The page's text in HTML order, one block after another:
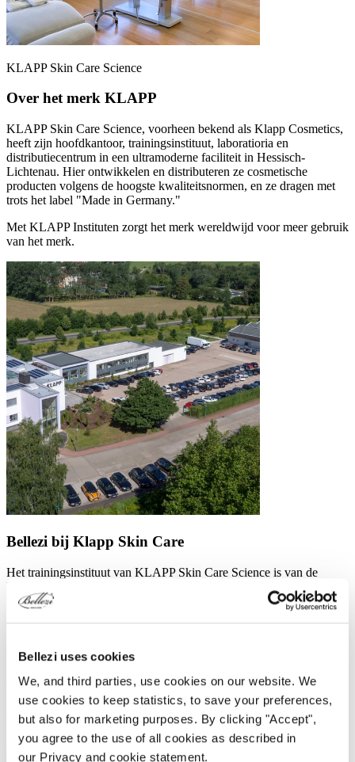
Bellezi uses cookies
We, and third parties, use cookies on our website. We
use cookies to keep statistics, to save your preferences,
but also for marketing purposes. By clicking "Accept",
you agree to the use of all cookies as described in
our Privacy and cookie statement.
KLAPP Skin Care Science
Over het merk KLAPP
KLAPP Skin Care Science, voorheen bekend als Klapp Cosmetics,
heeft zijn hoofdkantoor, trainingsinstituut, laboratioria en
distributiecentrum in een ultramoderne faciliteit in Hessisch-
Lichtenau. Hier ontwikkelen en distributeren ze cosmetische
producten volgens de hoogste kwaliteitsnormen, en ze dragen met
trots het label "Made in Germany."
Met KLAPP Instituten zorgt het merk wereldwijd voor meer gebruik
van het merk.
Bellezi bij Klapp Skin Care
Het trainingsinstituut van KLAPP Skin Care Science is van de
hoogste standaard, en het is hier dat ze hebben geïnvesteerd in de
meestmultifunctionele wellnessbanken
van het type Velvet Evo. De
Velvet Evo W4 Pro Podo met verwarming in de kleur Silverguard
Deze banken zijn uitgerust met de uiterst comfortabele Cloud 9
die KLAPP aanbiedt. De banken kwamen in een complete set door
uitbreiding van de tabourets, trolleys en op maat gemaakte lichtgrijze
hoezen
. Waardoor het trainingscentrum niet alleen praktisch, maar
ook esthetisch aantrekkelijk is.